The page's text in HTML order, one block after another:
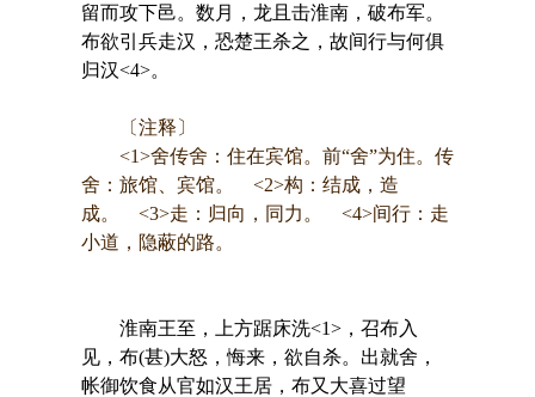
留而攻下邑。数月，龙且击淮南，破布军。
布欲引兵走汉，恐楚王杀之，故间行与何俱
归汉<4>。
〔注释〕
<1>舍传舍：住在宾馆。前“舍”为住。传
舍：旅馆、宾馆。 <2>构：结成，造
成。 <3>走：归向，同力。 <4>间行：走
小道，隐蔽的路。
淮南王至，上方踞床洗<1>，召布入
见，布(甚)大怒，悔来，欲自杀。出就舍，
帐御饮食从官如汉王居，布又大喜过望